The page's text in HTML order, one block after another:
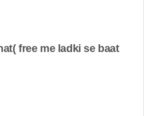
free me ladki se baat